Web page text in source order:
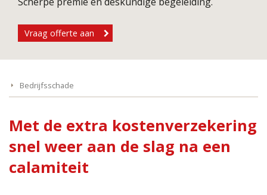
Vraag offerte aan
Bedrijfsschade
Met de extra kostenverzekering
snel weer aan de slag na een
calamiteit